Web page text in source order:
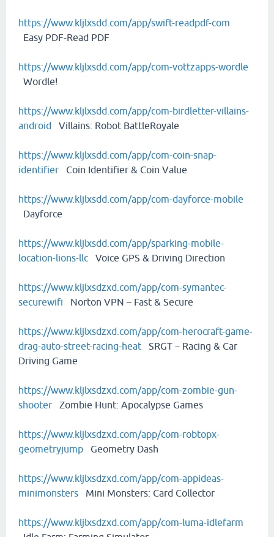
https://www.kljlxsdd.com/app/swift-readpdf-com
Easy PDF-Read PDF
https://www.kljlxsdd.com/app/com-vottzapps-wordle
Wordle!
https://www.kljlxsdd.com/app/com-birdletter-villains-
android Villains: Robot BattleRoyale
https://www.kljlxsdd.com/app/com-coin-snap-
identifier Coin Identifier & Coin Value
https://www.kljlxsdd.com/app/com-dayforce-mobile
Dayforce
https://www.kljlxsdd.com/app/sparking-mobile-
location-lions-llc Voice GPS & Driving Direction
https://www.kljlxsdzxd.com/app/com-symantec-
securewifi Norton VPN – Fast & Secure
https://www.kljlxsdzxd.com/app/com-herocraft-game-
drag-auto-street-racing-heat SRGT－Racing & Car
Driving Game
https://www.kljlxsdzxd.com/app/com-zombie-gun-
shooter Zombie Hunt: Apocalypse Games
https://www.kljlxsdzxd.com/app/com-robtopx-
geometryjump Geometry Dash
https://www.kljlxsdzxd.com/app/com-appideas-
minimonsters Mini Monsters: Card Collector
https://www.kljlxsdzxd.com/app/com-luma-idlefarm